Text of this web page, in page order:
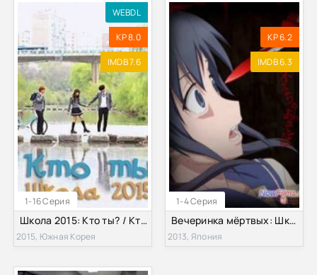
1-16 Серия
WEBDL
KP 8.0
IMDB 7.6
Школа 2015: Кто ты? / Кто ты? Школа 2015 (2015)
2015, Южная Корея
1-4 Серия
KP 6.2
IMDB 6.3
Вечеринка мёртвых: Школа Небожителей! (2013)
2013, Япония